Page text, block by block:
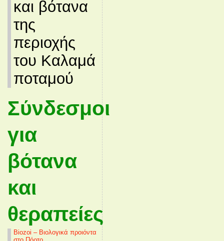
και βότανα
της
περιοχής
του Καλαμά
ποταμού
Σύνδεσμοι
για
βότανα
και
θεραπείες
Biozoi – Βιολογικά προιόντα